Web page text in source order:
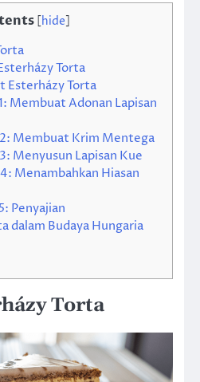
[hide]
Torta
Esterházy Torta
Membuat Adonan Lapisan
Membuat Krim Mentega
Menyusun Lapisan Kue
Menambahkan Hiasan
Penyajian
dalam Budaya Hungaria
Torta